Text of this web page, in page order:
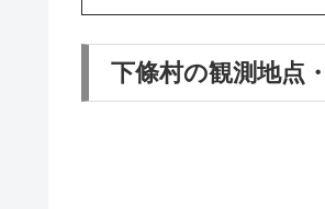
下條村の観測地点